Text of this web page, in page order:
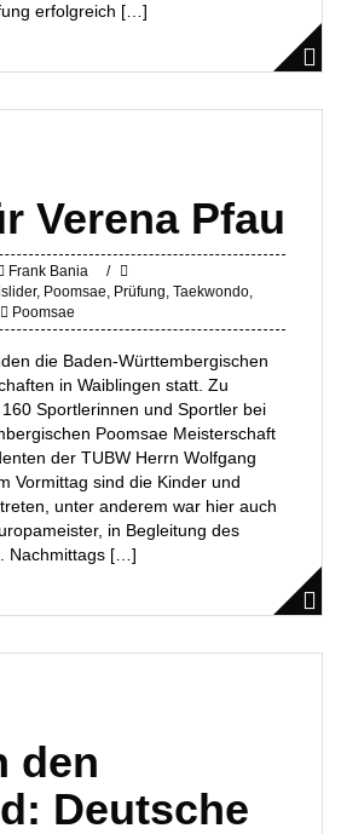
erfolgreich […]
Verena Pfau
Frank Bania
, Poomsae, Prüfung, Taekwondo,
Poomsae
die Baden-Württembergischen
in Waiblingen statt. Zu
Sportlerinnen und Sportler bei
Poomsae Meisterschaft
der TUBW Herrn Wolfgang
Vormittag sind die Kinder und
unter anderem war hier auch
in Begleitung des
Nachmittags […]
den
Deutsche